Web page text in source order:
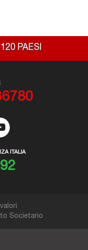
PAESI
ITALIA
Societario